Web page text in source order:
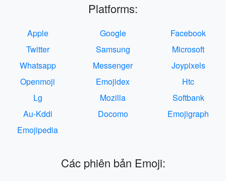
Platforms:
Apple Google
Facebook
Twitter
Samsung
Microsoft
Whatsapp
Messenger
Joypixels
Openmoji
Emojidex
Htc
Lg
Mozilla
Softbank
Au-Kddi
Docomo
Emojigraph
Emojipedia
Các phiên bản Emoji: